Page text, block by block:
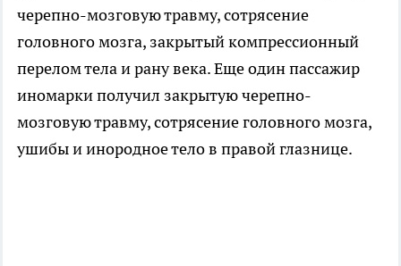
черепно-мозговую травму, сотрясение
головного мозга, закрытый компрессионный
перелом тела и рану века. Еще один пассажир
иномарки получил закрытую черепно-
мозговую травму, сотрясение головного мозга,
ушибы и инородное тело в правой глазнице.